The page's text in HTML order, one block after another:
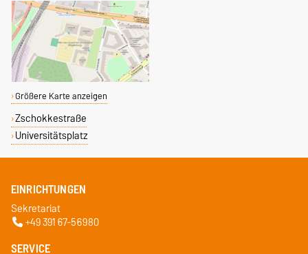
Größere Karte anzeigen
Zschokkestraße
Universitätsplatz
EINRICHTUNGEN
Sekretariat
+49 391 67-56980
SERVICE